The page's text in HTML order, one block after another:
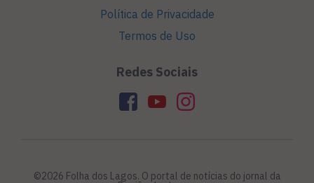
Política de Privacidade
Termos de Uso
Redes Sociais
©2026 Folha dos Lagos. O portal de notícias do jornal da